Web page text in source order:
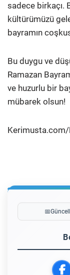
sadece birkaçı.
kültürümüzü
bayramın
Bu duygu ve
Ramazan
ve huzurlu bir
mübarek olsun!
Kerimusta.com/
📅